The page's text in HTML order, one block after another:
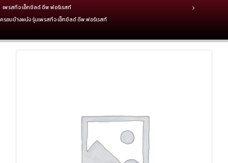
เพรสทีจ เอ็กชิลด์ ดีพ ฟอร์เรสท์
ครอบข้างผนัง รุ่นเพรสทีจ เอ็กชิลด์ ดีพ ฟอร์เรสท์